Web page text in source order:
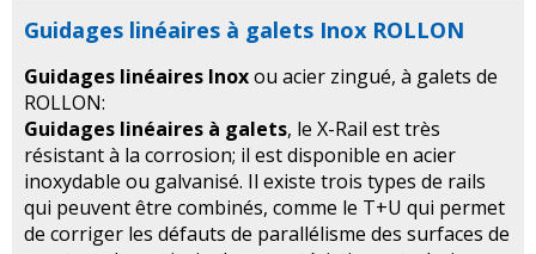
Guidages linéaires à galets Inox ROLLON
Guidages linéaires Inoxou acier zingué, à galets de
ROLLON:
Guidages linéaires à galets, le X-Rail est très
résistant à la corrosion; il est disponible en acier
inoxydable ou galvanisé. Il existe trois types de rails
qui peuvent être combinés, comme le T+U qui permet
de corriger les défauts de parallélisme des surfaces de